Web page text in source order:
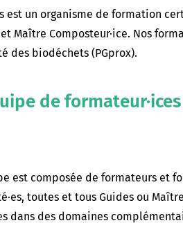
est un organisme de formation
Maître Composteur·ice. Nos
des biodéchets (PGprox).
de
est composée de formateurs et
toutes et tous Guides ou
dans des domaines